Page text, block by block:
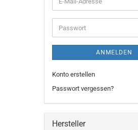
ANMELDEN
Konto erstellen
Passwort vergessen?
Hersteller